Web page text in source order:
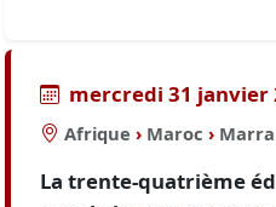
mercredi 31 janvier
Afrique › Maroc ›
La trente-quatrième